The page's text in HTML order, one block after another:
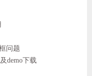
问题
demo下载